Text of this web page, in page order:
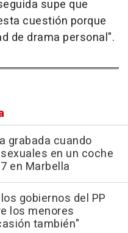
supe que
cuestión porque
de drama personal".
grabada cuando
en un coche
en Marbella
gobiernos del PP
los menores
también"